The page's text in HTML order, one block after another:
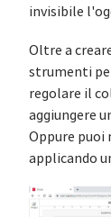
invisibile
Oltre a
strumenti
regolare il
aggiungere
Oppure
applicando